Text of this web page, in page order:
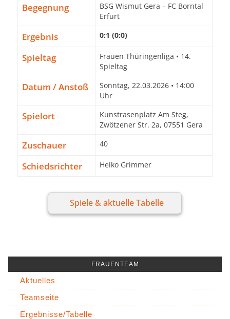
Begegnung
BSG Wismut Gera – FC Borntal
Erfurt
Ergebnis 0:1 (0:0)
Spieltag
Frauen Thüringenliga • 14.
Spieltag
Datum / Anstoß
Sonntag, 22.03.2026 • 14:00
Uhr
Spielort
Kunstrasenplatz Am Steg,
Zwötzener Str. 2a, 07551 Gera
Zuschauer 40
Schiedsrichter Heiko Grimmer
Spiele & aktuelle Tabelle
FRAUENTEAM
Aktuelles
Teamseite
Ergebnisse/Tabelle